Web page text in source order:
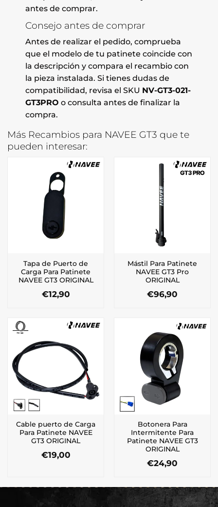
antes de comprar.
Consejo antes de comprar
Antes de realizar el pedido, comprueba
que el modelo de tu patinete coincide con
la descripción y compara el recambio con
la pieza instalada. Si tienes dudas de
compatibilidad, revisa el SKU NV-GT3-021-
GT3PRO o consulta antes de finalizar la
compra.
Más Recambios para NAVEE GT3 que te
pueden interesar:
Tapa de Puerto de
Carga Para Patinete
NAVEE GT3 ORIGINAL
€12,90
Mástil Para Patinete
NAVEE GT3 Pro
ORIGINAL
€96,90
Cable puerto de Carga
Para Patinete NAVEE
GT3 ORIGINAL
€19,00
Botonera Para
Intermitente Para
Patinete NAVEE GT3
ORIGINAL
€24,90